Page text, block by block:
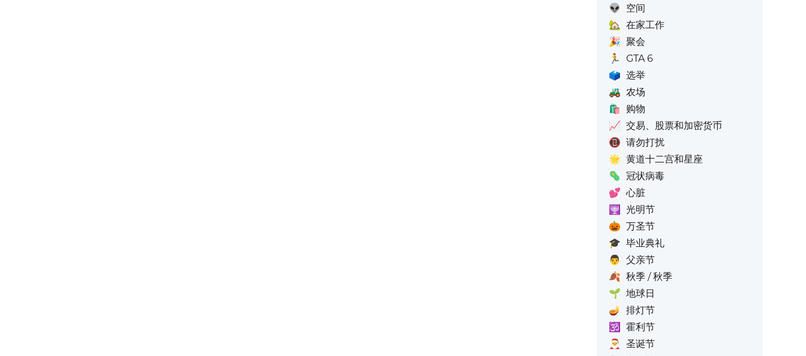
👽
空间
🏡 在家工作
🎉 聚会
🏃
GTA 6
🗳️ 选举
🚜 农场
🛍️
购物
📈 交易、股票和加密货币
📵 请勿打扰
🌟 黄道十二宫和星座
🦠 冠状病毒
💕 心脏
🕎
光明节
🎃 万圣节
🎓 毕业典礼
👨 父亲节
🍂 秋季 / 秋季
🌱 地球日
🪔 排灯节
🕉️
霍利节
🎅
圣诞节